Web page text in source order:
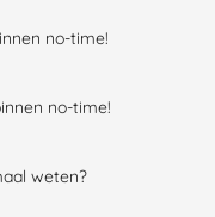
no-time!
no-time!
weten?